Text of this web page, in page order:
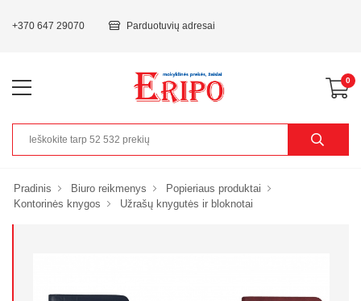
+370 647 29070 Parduotuvių adresai
0
Pradinis Biuro reikmenys
Popieriaus produktai
Kontorinės knygos
Užrašų knygutės ir bloknotai